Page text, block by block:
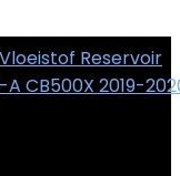
Reservoir
CB500X 2019-